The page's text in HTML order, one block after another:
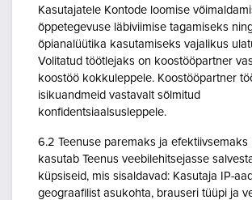
Kasutajatele Kontode loomise
õppetegevuse läbiviimise tagamiseks
õpianalüütika kasutamiseks vajalikus
Volitatud töötlejaks on koostööpartner
koostöö kokkuleppele. Koostööpartner
isikuandmeid vastavalt sõlmitud
konfidentsiaalsusleppele.
6.2 Teenuse paremaks ja efektiivsemaks
kasutab Teenus veebilehitsejasse
küpsiseid, mis sisaldavad: Kasutaja IP-
geograafilist asukohta, brauseri tüüpi ja